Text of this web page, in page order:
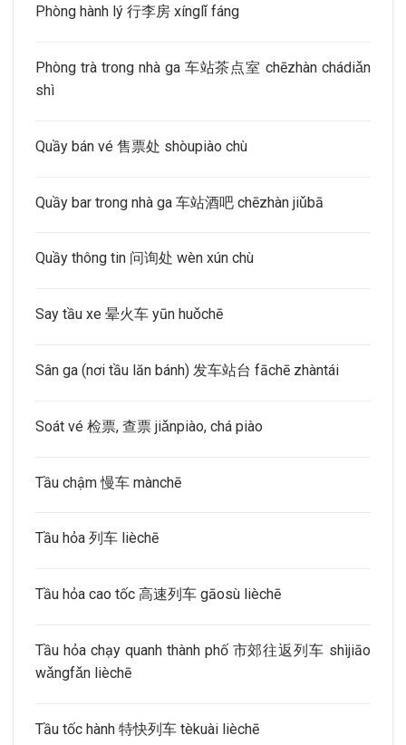
Phòng hành lý 行李房 xínglǐ fáng
Phòng trà trong nhà ga 车站茶点室 chēzhàn chádiǎn
shì
Quầy bán vé 售票处 shòupiào chù
Quầy bar trong nhà ga 车站酒吧 chēzhàn jiǔbā
Quầy thông tin 问询处 wèn xún chù
Say tầu xe 晕火车 yūn huǒchē
Sân ga (nơi tầu lăn bánh) 发车站台 fāchē zhàntái
Soát vé 检票, 查票 jiǎnpiào, chá piào
Tầu chậm 慢车 mànchē
Tầu hỏa 列车 lièchē
Tầu hỏa cao tốc 高速列车 gāosù lièchē
Tầu hỏa chạy quanh thành phố 市郊往返列车 shìjiāo
wǎngfǎn lièchē
Tầu tốc hành 特快列车 tèkuài lièchē